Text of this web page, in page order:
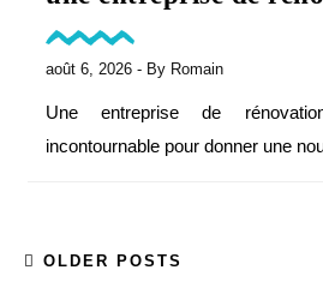
août 6, 2026 - By Romain
Une entreprise de rénovation est la solution
incontournable pour donner une
OLDER POSTS